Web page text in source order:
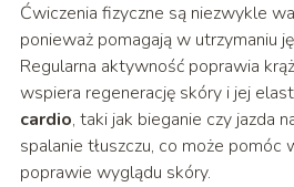
Ćwiczenia fizyczne są niezwykle
ponieważ pomagają w utrzymaniu
Regularna aktywność poprawia
wspiera regenerację skóry i jej
cardio, taki jak bieganie czy jazda
spalanie tłuszczu, co może pomóc
poprawie wyglądu skóry.